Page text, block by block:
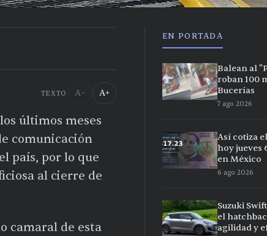
TEXTO A− A+
últimos meses
comunicación
país, por lo que
al cierre de
camaral de esta
EN PORTADA
Balean al
roban 100
Bucerías
7 ago 2026
Así cotiza
hoy jueves
en México
6 ago 2026
Suzuki
el
agilidad y